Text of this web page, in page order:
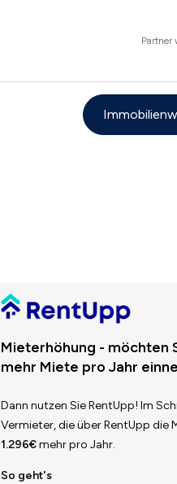
Partner
Mieterhöhung - möchten
mehr Miete pro Jahr
Dann nutzen Sie RentUpp! Im
Vermieter, die über RentUpp die
1.296€mehr pro Jahr.
So geht's